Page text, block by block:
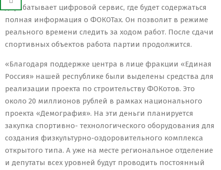
дорабатывает цифровой сервис, где будет содержаться
полная информация о ФОКОТах. Он позволит в режиме
реального времени следить за ходом работ. После сдачи
спортивных объектов работа партии продолжится.
«Благодаря поддержке центра в лице фракции «Единая
Россия» нашей республике были выделены средства для
реализации проекта по строительству ФОКотов. Это
около 20 миллионов рублей в рамках национального
проекта «Демография». На эти деньги планируется
закупка спортивно- технологического оборудования для
создания физкультурно-оздоровительного комплекса
открытого типа. А уже на месте региональное отделение
и депутаты всех уровней будут проводить постоянный